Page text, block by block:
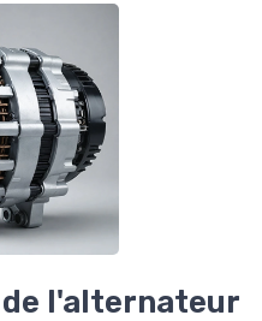
l'alternateur